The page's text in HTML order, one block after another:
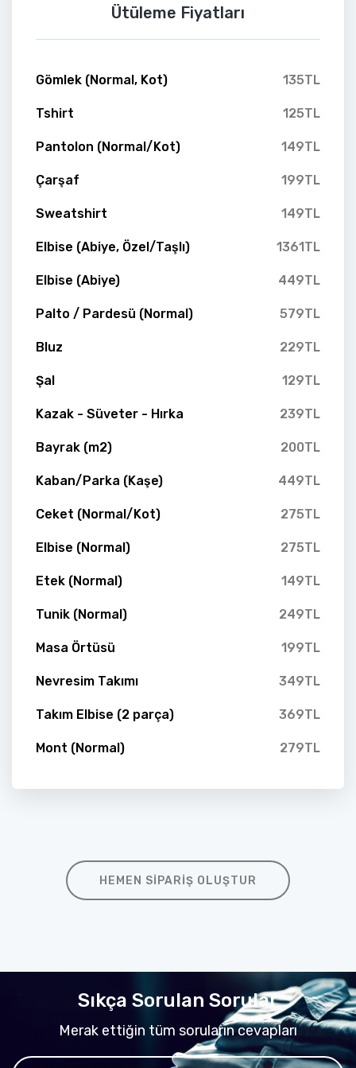
Ütüleme Fiyatları
Gömlek (Normal, Kot) 135TL
Tshirt 125TL
Pantolon (Normal/Kot) 149TL
Çarşaf 199TL
Sweatshirt 149TL
Elbise (Abiye, Özel/Taşlı) 1361TL
Elbise (Abiye) 449TL
Palto / Pardesü (Normal) 579TL
Bluz 229TL
Şal 129TL
Kazak - Süveter - Hırka 239TL
Bayrak (m2) 200TL
Kaban/Parka (Kaşe) 449TL
Ceket (Normal/Kot) 275TL
Elbise (Normal) 275TL
Etek (Normal) 149TL
Tunik (Normal) 249TL
Masa Örtüsü 199TL
Nevresim Takımı 349TL
Takım Elbise (2 parça) 369TL
Mont (Normal) 279TL
HEMEN SIPARIŞ OLUŞTUR
Sıkça Sorulan Sorular
Merak ettiğin tüm soruların cevapları